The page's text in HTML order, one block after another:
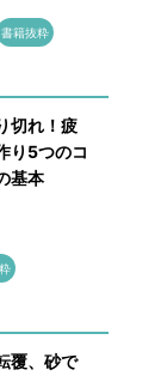
書籍抜粋
切れ！疲
り5つのコ
基本
覆、砂で